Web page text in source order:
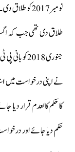
جنوری
نے اپنی درخواست میں
کا حکم کالعدم قرار
حکم دیا جائے اور